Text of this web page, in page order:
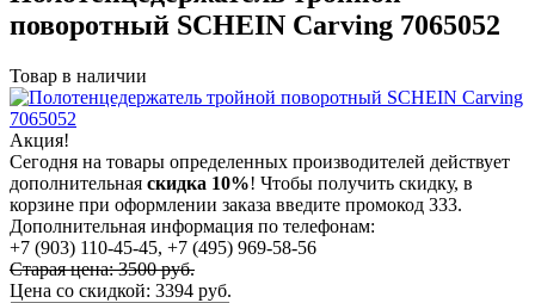
поворотный SCHEIN Carving 7065052
Товар в наличии
Акция!
Сегодня на товары определенных производителей действует
дополнительная скидка 10%! Чтобы получить скидку, в
корзине при оформлении заказа введите промокод 333.
Дополнительная информация по телефонам:
+7 (903) 110-45-45, +7 (495) 969-58-56
Старая цена: 3500 руб.
Цена со скидкой: 3394 руб.